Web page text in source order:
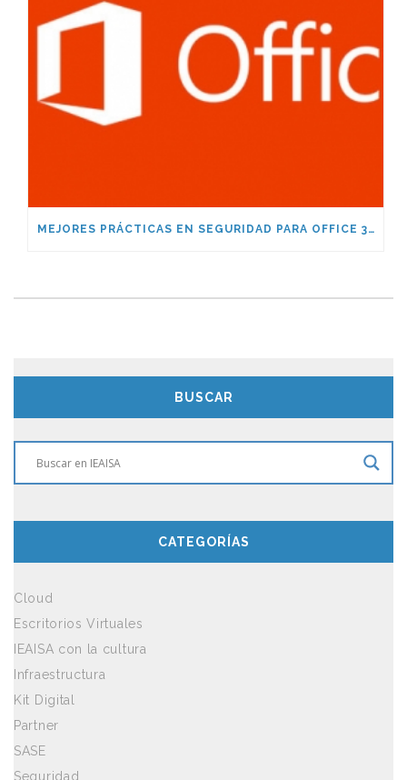
MEJORES PRÁCTICAS EN SEGURIDAD PARA OFFICE 365
BUSCAR
CATEGORÍAS
Cloud
Escritorios Virtuales
IEAISA con la cultura
Infraestructura
Kit Digital
Partner
SASE
Seguridad